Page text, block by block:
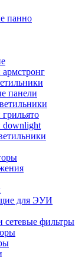
панно
панели
downlight
для ЭУИ
сетевые фильтры